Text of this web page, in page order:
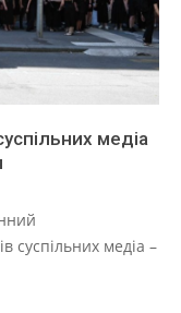
медіа
суспільних медіа –